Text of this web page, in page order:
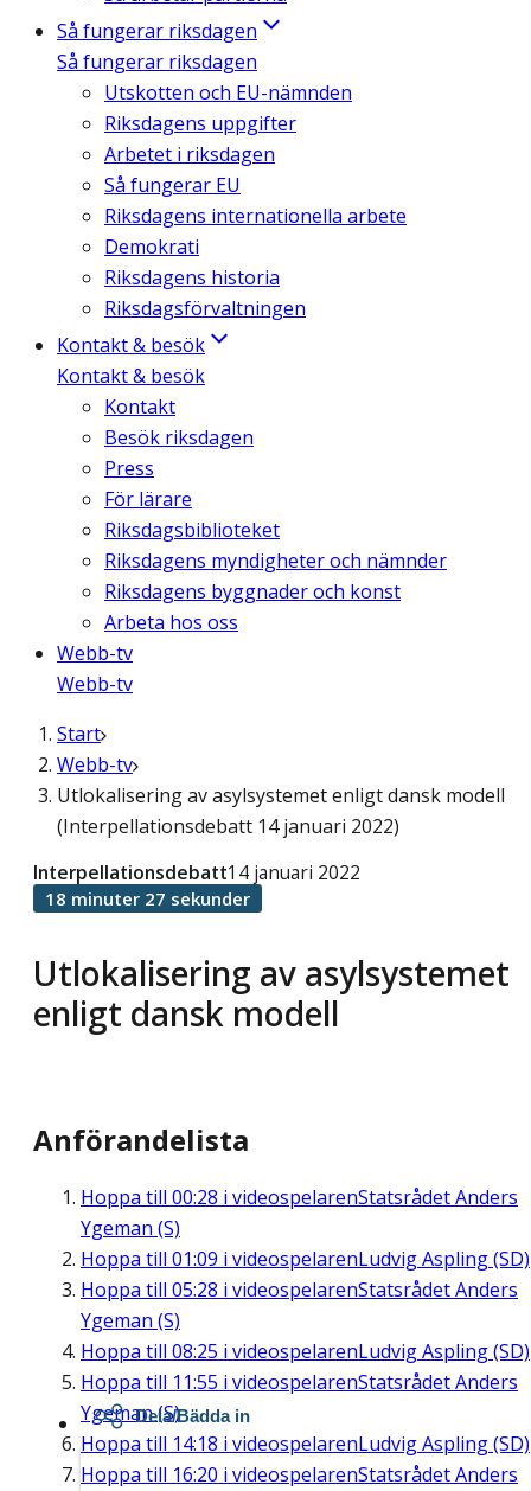
Så fungerar riksdagen
Så fungerar riksdagen
Utskotten och EU-nämnden
Riksdagens uppgifter
Arbetet i riksdagen
Så fungerar EU
Riksdagens internationella arbete
Demokrati
Riksdagens historia
Riksdagsförvaltningen
Kontakt & besök
Kontakt & besök
Kontakt
Besök riksdagen
Press
För lärare
Riksdagsbiblioteket
Riksdagens myndigheter och nämnder
Riksdagens byggnader och konst
Arbeta hos oss
Webb-tv
Webb-tv
Start
Webb-tv
Utlokalisering av asylsystemet enligt dansk modell
(Interpellationsdebatt 14 januari 2022)
Utlokalisering av asylsystemet
enligt dansk modell
Interpellationsdebatt14 januari 2022
18 minuter 27 sekunder
Anförandelista
Hoppa till 00:28 i videospelarenStatsrådet Anders
Ygeman (S)
Hoppa till 01:09 i videospelarenLudvig Aspling (SD)
Hoppa till 05:28 i videospelarenStatsrådet Anders
Ygeman (S)
Hoppa till 08:25 i videospelarenLudvig Aspling (SD)
Hoppa till 11:55 i videospelarenStatsrådet Anders
Ygeman (S)
Hoppa till 14:18 i videospelarenLudvig Aspling (SD)
Hoppa till 16:20 i videospelarenStatsrådet Anders
Dela/Bädda in